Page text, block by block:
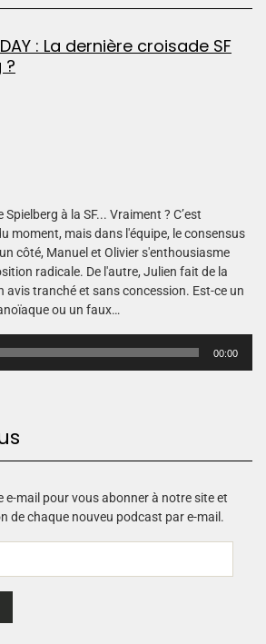
DAY : La dernière croisade SF
?
à la SF... Vraiment ? C’est
moment, mais dans l'équipe, le consensus
côté, Manuel et Olivier s'enthousiasme
radicale. De l'autre, Julien fait de la
avis tranché et sans concession. Est-ce un
ou un faux…
00:00
e-mail pour vous abonner à notre site et
de chaque nouveu podcast par e-mail.